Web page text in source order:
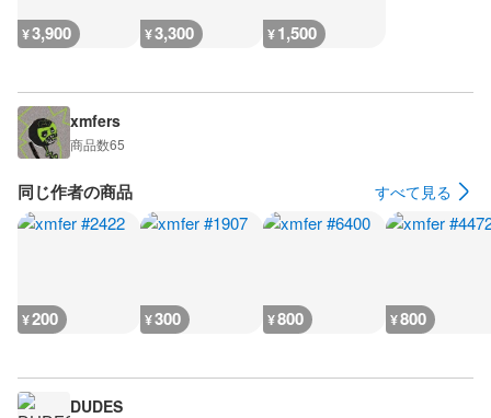
¥3,900 ¥3,300 ¥1,500
xmfers
商品数65
同じ作者の商品 すべて見る
¥200 ¥300 ¥800 ¥800
DUDES